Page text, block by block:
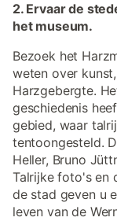
2. Ervaar de
het museum.
Bezoek het
weten over
Harzgebergte.
geschiedenis
gebied, waar
tentoongesteld.
Heller, Bruno
Talrijke foto's en
de stad geven u
leven van de